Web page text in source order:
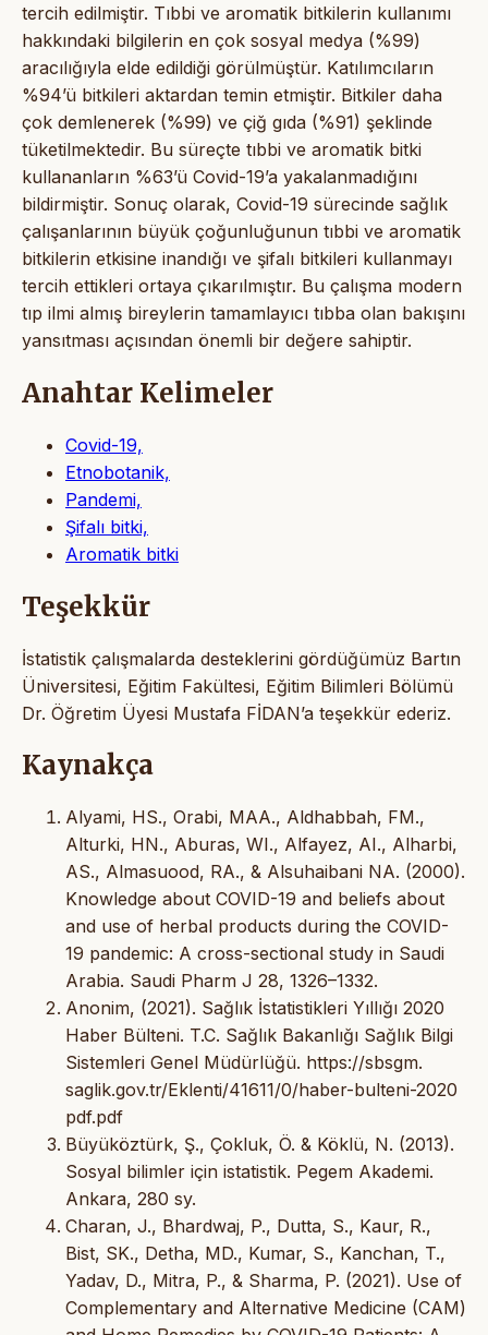
tercih edilmiştir. Tıbbi ve aromatik bitkilerin kullanımı
hakkındaki bilgilerin en çok sosyal medya (%99)
aracılığıyla elde edildiği görülmüştür. Katılımcıların
%94’ü bitkileri aktardan temin etmiştir. Bitkiler daha
çok demlenerek (%99) ve çiğ gıda (%91) şeklinde
tüketilmektedir. Bu süreçte tıbbi ve aromatik bitki
kullananların %63’ü Covid-19’a yakalanmadığını
bildirmiştir. Sonuç olarak, Covid-19 sürecinde sağlık
çalışanlarının büyük çoğunluğunun tıbbi ve aromatik
bitkilerin etkisine inandığı ve şifalı bitkileri kullanmayı
tercih ettikleri ortaya çıkarılmıştır. Bu çalışma modern
tıp ilmi almış bireylerin tamamlayıcı tıbba olan bakışını
yansıtması açısından önemli bir değere sahiptir.
Anahtar Kelimeler
Covid-19,
Etnobotanik,
Pandemi,
Şifalı bitki,
Aromatik bitki
Teşekkür
İstatistik çalışmalarda desteklerini gördüğümüz Bartın
Üniversitesi, Eğitim Fakültesi, Eğitim Bilimleri Bölümü
Dr. Öğretim Üyesi Mustafa FİDAN’a teşekkür ederiz.
Kaynakça
Alyami, HS., Orabi, MAA., Aldhabbah, FM.,
Alturki, HN., Aburas, WI., Alfayez, AI., Alharbi,
AS., Almasuood, RA., & Alsuhaibani NA. (2000).
Knowledge about COVID-19 and beliefs about
and use of herbal products during the COVID-
19 pandemic: A cross-sectional study in Saudi
Arabia. Saudi Pharm J 28, 1326–1332.
Anonim, (2021). Sağlık İstatistikleri Yıllığı 2020
Haber Bülteni. T.C. Sağlık Bakanlığı Sağlık Bilgi
Sistemleri Genel Müdürlüğü. https://sbsgm.
saglik.gov.tr/Eklenti/41611/0/haber-bulteni-2020
pdf.pdf
Büyüköztürk, Ş., Çokluk, Ö. & Köklü, N. (2013).
Sosyal bilimler için istatistik. Pegem Akademi.
Ankara, 280 sy.
Charan, J., Bhardwaj, P., Dutta, S., Kaur, R.,
Bist, SK., Detha, MD., Kumar, S., Kanchan, T.,
Yadav, D., Mitra, P., & Sharma, P. (2021). Use of
Complementary and Alternative Medicine (CAM)